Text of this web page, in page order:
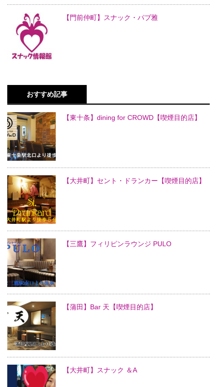
【門前仲町】スナック・パブ雅
おすすめ記事
【東十条】dining for CROWD【喫煙目的店】
【大井町】セント・ドランカー【喫煙目的店】
【三鷹】フィリピンラウンジ PULO
【蒲田】Bar 天【喫煙目的店】
【大井町】スナック ＆A